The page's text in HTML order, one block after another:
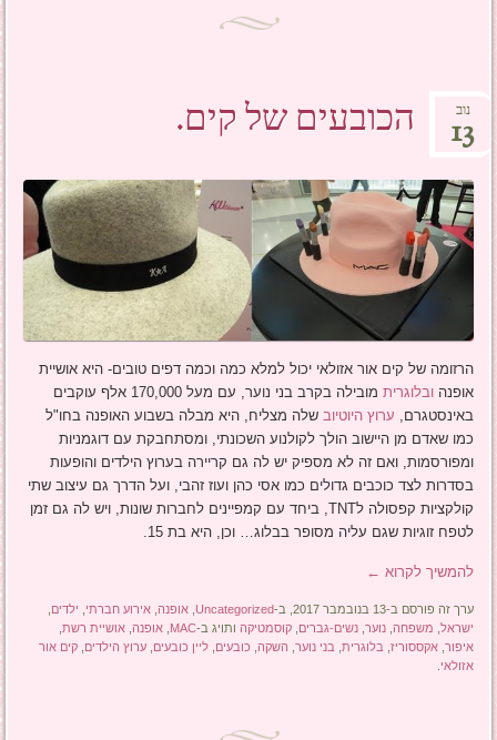
הכובעים של קים. נוב
13
הרזומה של קים אור אזולאי יכול למלא כמה וכמה דפים טובים- היא אושיית
אופנהובלוגרית
מובילה בקרב בני נוער, עם מעל 170,000 אלף עוקבים
באינסטגרם, ערוץ היוטיוב שלה מצליח, היא מבלה בשבוע האופנה בחו"ל
כמו שאדם מן היישוב הולך לקולנוע השכונתי, ומסתחבקת עם דוגמניות
ומפורסמות, ואם זה לא מספיק יש לה גם קריירה בערוץ הילדים והופעות
בסדרות לצד כוכבים גדולים כמו אסי כהן ועוז זהבי, ועל הדרך גם עיצוב שתי
קולקציות קפסולה לTNT, ביחד עם קמפיינים לחברות שונות, ויש לה גם זמן
לטפח זוגיות שגם עליה מסופר בבלוג… וכן, היא בת 15.
להמשיך לקרוא ←
ערך זה פורסם ב-13 בנובמבר 2017, ב- Uncategorized
,אופנה,אירוע חברתי, ילדים,
ישראל, משפחה,נוער,נשים-גברים,קוסמטיקה ותויג ב-MAC
,אופנה,אושיית רשת,
איפור,אקססוריז,בלוגרית,בני נוער, השקה, כובעים,ליין כובעים,ערוץ הילדים,קים אור
אזולאי.